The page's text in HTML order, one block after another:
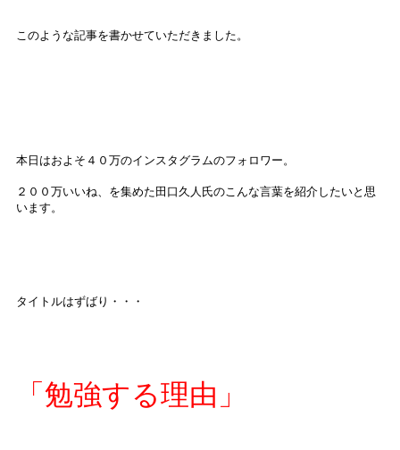
このような記事を書かせていただきました。
本日はおよそ４０万のインスタグラムのフォロワー。
２００万いいね、を集めた田口久人氏のこんな言葉を紹介したいと思
います。
タイトルはずばり・・・
「勉強する理由」